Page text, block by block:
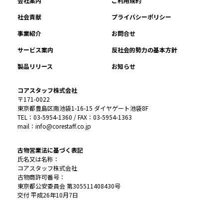
社会貢献
プライバシーポリシー
事業紹介
お問合せ
サービス案内
反社会的勢力の基本方針
製品リリース
お知らせ
コアスタッフ株式会社
〒171-0022
東京都豊島区南池袋1-16-15 ダイヤゲート池袋8F
TEL：03-5954-1360 / FAX：03-5954-1363
mail：info@corestaff.co.jp
古物営業法に基づく表記
氏名又は名称：
コアスタッフ株式会社
古物商許可番号：
東京都公安委員会 第305511408430号
交付 平成26年10月7日